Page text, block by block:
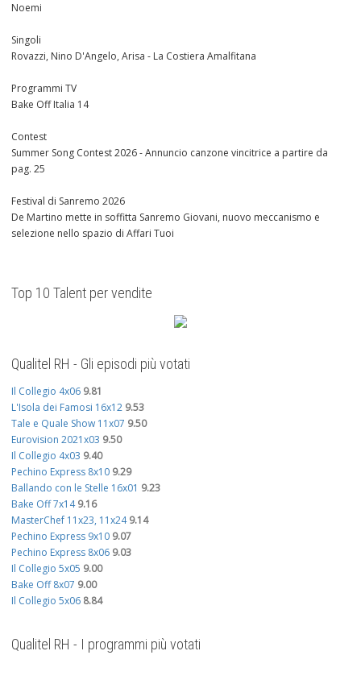
Noemi
Singoli
Rovazzi, Nino D'Angelo, Arisa - La Costiera Amalfitana
Programmi TV
Bake Off Italia 14
Contest
Summer Song Contest 2026 - Annuncio canzone vincitrice a partire da
pag. 25
Festival di Sanremo 2026
De Martino mette in soffitta Sanremo Giovani, nuovo meccanismo e
selezione nello spazio di Affari Tuoi
Top 10 Talent per vendite
Qualitel RH - Gli episodi più votati
Il Collegio 4x06 9.81
L'Isola dei Famosi 16x12 9.53
Tale e Quale Show 11x07 9.50
Eurovision 2021x03 9.50
Il Collegio 4x03 9.40
Pechino Express 8x10 9.29
Ballando con le Stelle 16x01 9.23
Bake Off 7x14 9.16
MasterChef 11x23, 11x24 9.14
Pechino Express 9x10 9.07
Pechino Express 8x06 9.03
Il Collegio 5x05 9.00
Bake Off 8x07 9.00
Il Collegio 5x06 8.84
Qualitel RH - I programmi più votati